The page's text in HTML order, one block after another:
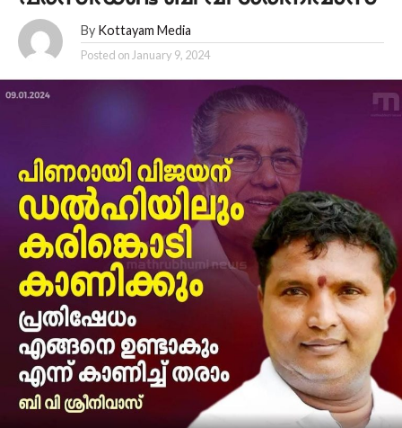
By Kottayam Media
Posted on January 9, 2024